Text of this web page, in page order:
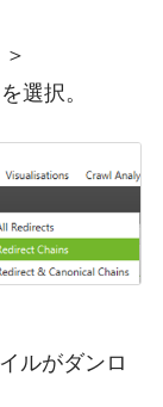
選択。
ルがダンロ